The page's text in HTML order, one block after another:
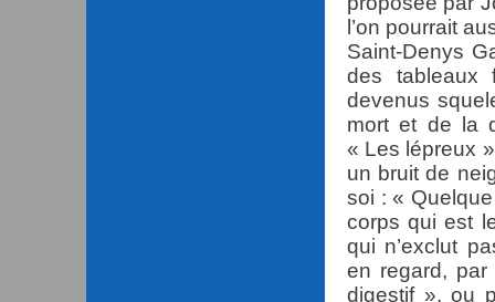
l’on pourrait
Saint-Denys
des tableaux
devenus
mort et de la
« Les lépreux
un bruit de
soi : «
corps qui est
qui n’exclut
en regard,
digestif », ou